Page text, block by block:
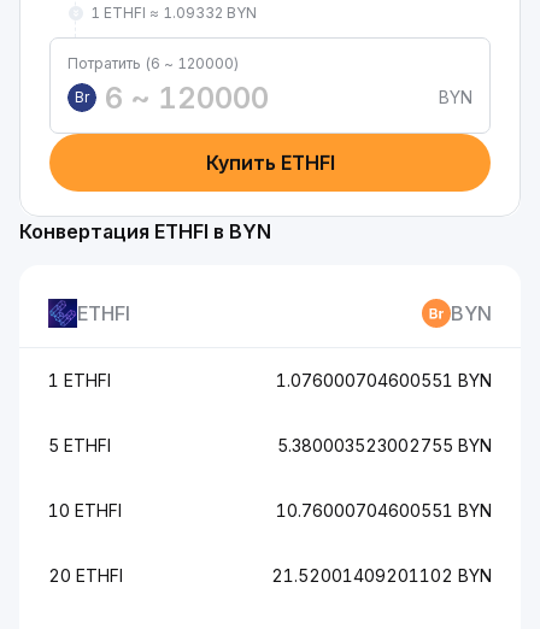
1 ETHFI ≈ 1.09332 BYN
Потратить (6 ~ 120000)
Br
BYN
Купить ETHFI
Конвертация ETHFI в BYN
ETHFI BYN
1 ETHFI 1.076000704600551 BYN
5 ETHFI 5.380003523002755 BYN
10 ETHFI 10.76000704600551 BYN
20 ETHFI 21.52001409201102 BYN